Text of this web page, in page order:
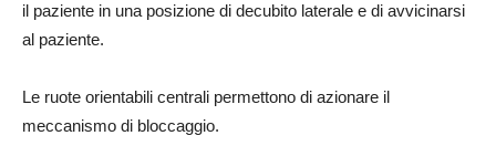
il paziente in una posizione di decubito laterale e di avvicinarsi
al paziente.
Le ruote orientabili centrali permettono di azionare il
meccanismo di bloccaggio.